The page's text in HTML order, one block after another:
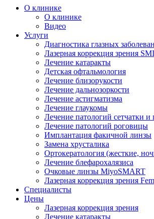
О клинике
О клинике
Видео
Услуги
Диагностика глазных
Лазерная коррекция зрения
Лечение катаракты
Детская офтальмология
Лечение близорукости
Лечение дальнозоркости
Лечение астигматизма
Лечение глаукомы
Лечение патологий сетчатки и
Лечение патологий роговицы
Имплантация факичной линзы
Замена хрусталика
Ортокератология (жесткие,
Лечение блефарохалязиса
Очковые линзы MiyoSMART
Лазерная коррекция зрения
Специалисты
Цены
Лазерная коррекция зрения
Лечение катаракты